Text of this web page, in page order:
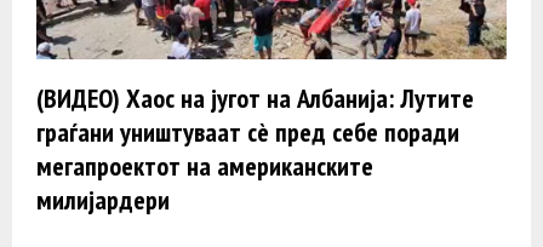
(ВИДЕО) Хаос на југот на Албанија: Лутите
граѓани уништуваат сè пред себе поради
мегапроектот на американските
милијардери